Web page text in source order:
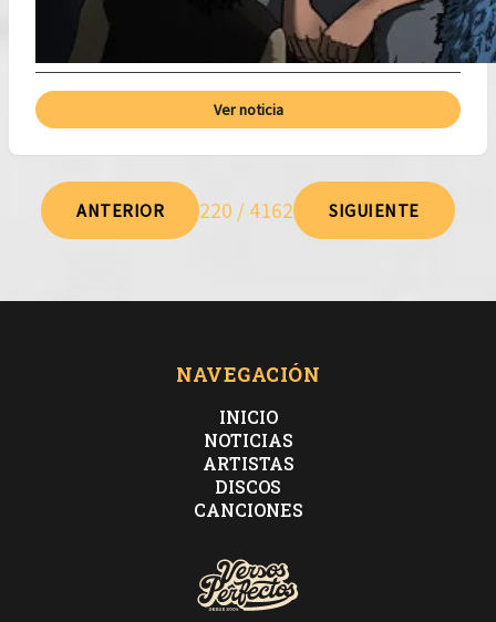
Ver noticia
ANTERIOR 220 / 4162 SIGUIENTE
NAVEGACIÓN
INICIO
NOTICIAS
ARTISTAS
DISCOS
CANCIONES